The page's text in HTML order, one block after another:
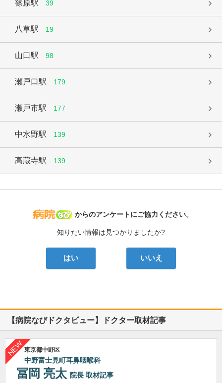
篠原駅 39
八草駅 19
山口駅 98
瀬戸口駅 179
瀬戸市駅 177
中水野駅 139
高蔵寺駅 139
病院なび
からのアンケートにご協力ください。
知りたい情報は見つかりましたか?
はい いいえ
【病院なびドクタビュー】ドクター取材記事
東京都中野区
中野富士見町耳鼻咽喉科
冨岡 亮太 院長 取材記事